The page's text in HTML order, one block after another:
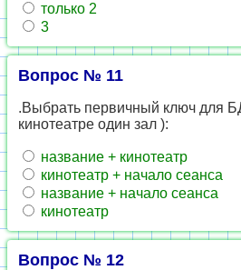
только 2
3
Вопрос № 11
.Выбрать первичный ключ для
кинотеатре один зал ):
название + кинотеатр
кинотеатр + начало сеанса
название + начало сеанса
кинотеатр
Вопрос № 12